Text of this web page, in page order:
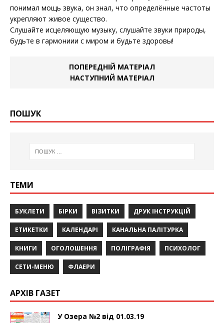
понимал мощь звука, он знал, что определённые частоты
укрепляют живое существо.
Слушайте исцеляющую музыку, слушайте звуки природы,
будьте в гармониии с миром и будьте здоровы!
ПОПЕРЕДНІЙ МАТЕРІАЛ
НАСТУПНИЙ МАТЕРІАЛ
ПОШУК
ТЕМИ
БУКЛЕТИ БІРКИ ВІЗИТКИ ДРУК ІНСТРУКЦІЙ
ЕТИКЕТКИ КАЛЕНДАРІ КАНАЛЬНА ПАЛІТУРКА
КНИГИ ОГОЛОШЕННЯ ПОЛІГРАФІЯ ПСИХОЛОГ
СЕТИ-МЕНЮ ФЛАЕРИ
АРХІВ ГАЗЕТ
У Озера №2 від 01.03.19